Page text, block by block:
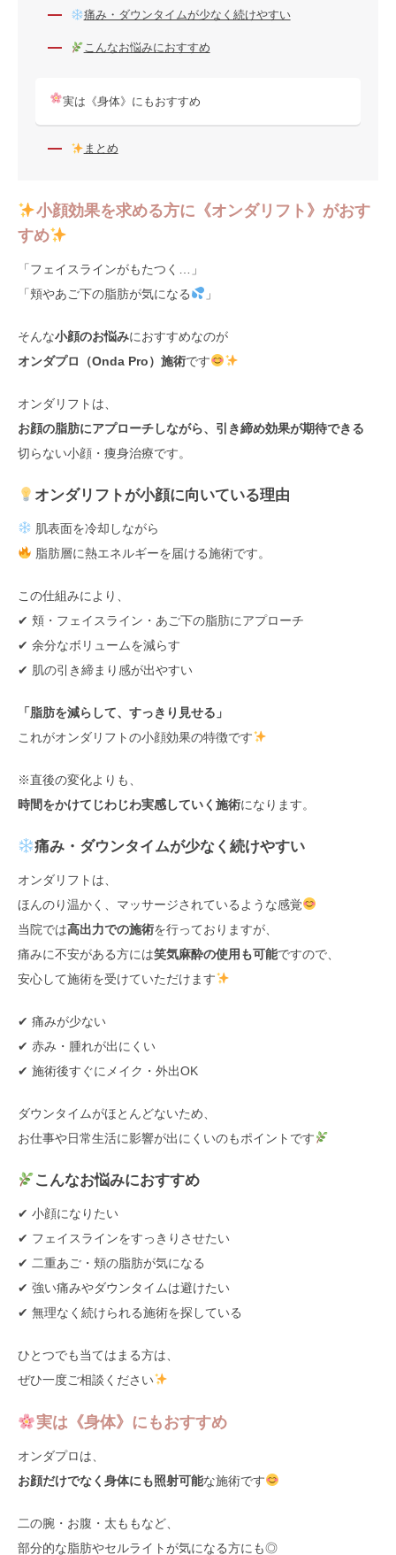
痛み・ダウンタイムが少なく続けやすい
こんなお悩みにおすすめ
実は《身体》にもおすすめ
まとめ
小顔効果を求める方に《オンダリフト》がおす
すめ
「フェイスラインがもたつく…」
「頬やあご下の脂肪が気になる
」
そんな小顔のお悩みにおすすめなのが
オンダプロ（Onda Pro）施術です
オンダリフトは、
お顔の脂肪にアプローチしながら、引き締め効果が期待できる
切らない小顔・痩身治療です。
オンダリフトが小顔に向いている理由
肌表面を冷却しながら
脂肪層に熱エネルギーを届ける施術です。
この仕組みにより、
✔ 頬・フェイスライン・あご下の脂肪にアプローチ
✔ 余分なボリュームを減らす
✔ 肌の引き締まり感が出やすい
「脂肪を減らして、すっきり見せる」
これがオンダリフトの小顔効果の特徴です
※直後の変化よりも、
時間をかけてじわじわ実感していく施術になります。
痛み・ダウンタイムが少なく続けやすい
オンダリフトは、
ほんのり温かく、マッサージされているような感覚
当院では高出力での施術を行っておりますが、
痛みに不安がある方には笑気麻酔の使用も可能ですので、
安心して施術を受けていただけます
✔ 痛みが少ない
✔ 赤み・腫れが出にくい
✔ 施術後すぐにメイク・外出OK
ダウンタイムがほとんどないため、
お仕事や日常生活に影響が出にくいのもポイントです
こんなお悩みにおすすめ
✔ 小顔になりたい
✔ フェイスラインをすっきりさせたい
✔ 二重あご・頬の脂肪が気になる
✔ 強い痛みやダウンタイムは避けたい
✔ 無理なく続けられる施術を探している
ひとつでも当てはまる方は、
ぜひ一度ご相談ください
実は《身体》にもおすすめ
オンダプロは、
お顔だけでなく身体にも照射可能な施術です
二の腕・お腹・太ももなど、
部分的な脂肪やセルライトが気になる方にも◎